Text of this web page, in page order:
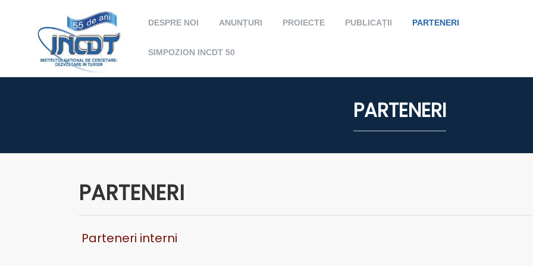
DESPRE NOI ANUNȚURI PROIECTE PUBLICAȚII PARTENERI
SIMPOZION INCDT 50
PARTENERI
PARTENERI
Parteneri interni